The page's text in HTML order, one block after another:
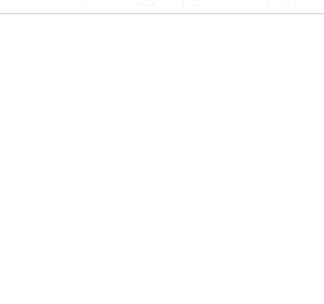
Cookies entstehenden
diese Website.